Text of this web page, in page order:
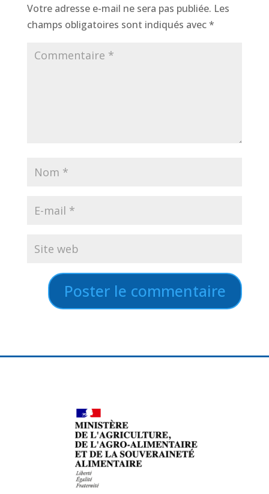
Votre adresse e-mail ne sera pas publiée. Les
champs obligatoires sont indiqués avec*